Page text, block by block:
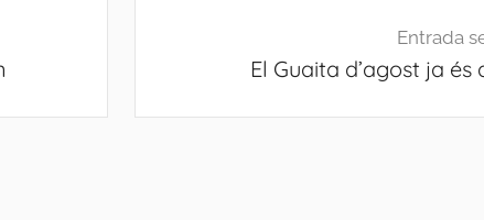
Entrada
El Guaita d’agost ja